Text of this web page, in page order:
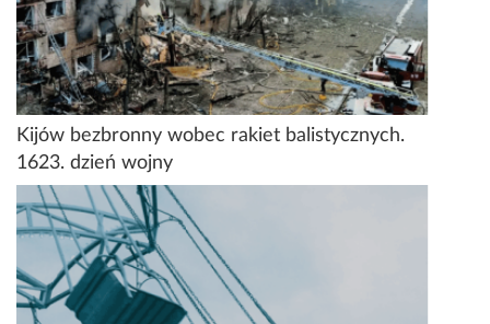
Kijów bezbronny wobec rakiet balistycznych.
1623. dzień wojny